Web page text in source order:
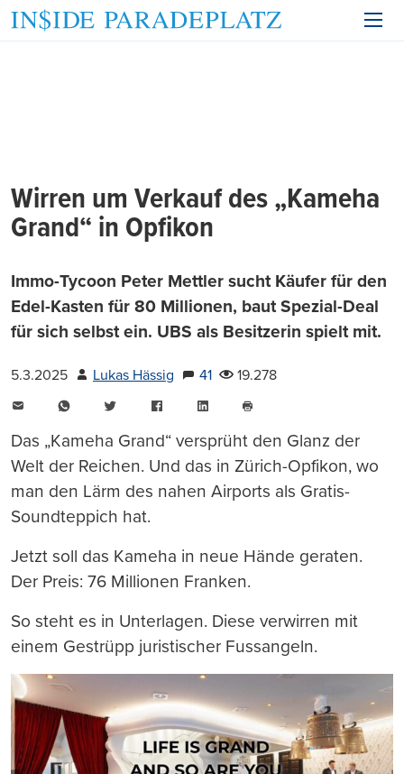
Wirren um Verkauf des „Kameha
Grand“ in Opfikon
Immo-Tycoon Peter Mettler sucht Käufer für den
Edel-Kasten für 80 Millionen, baut Spezial-Deal
für sich selbst ein. UBS als Besitzerin spielt mit.
5.3.2025 Lukas Hässig 41
19.278
WhatsAppTwitter FacebookLinkedIn
drucken
Das „Kameha Grand“ versprüht den Glanz der
Welt der Reichen. Und das in Zürich-Opfikon, wo
man den Lärm des nahen Airports als Gratis-
Soundteppich hat.
Jetzt soll das Kameha in neue Hände geraten.
Der Preis: 76 Millionen Franken.
So steht es in Unterlagen. Diese verwirren mit
einem Gestrüpp juristischer Fussangeln.